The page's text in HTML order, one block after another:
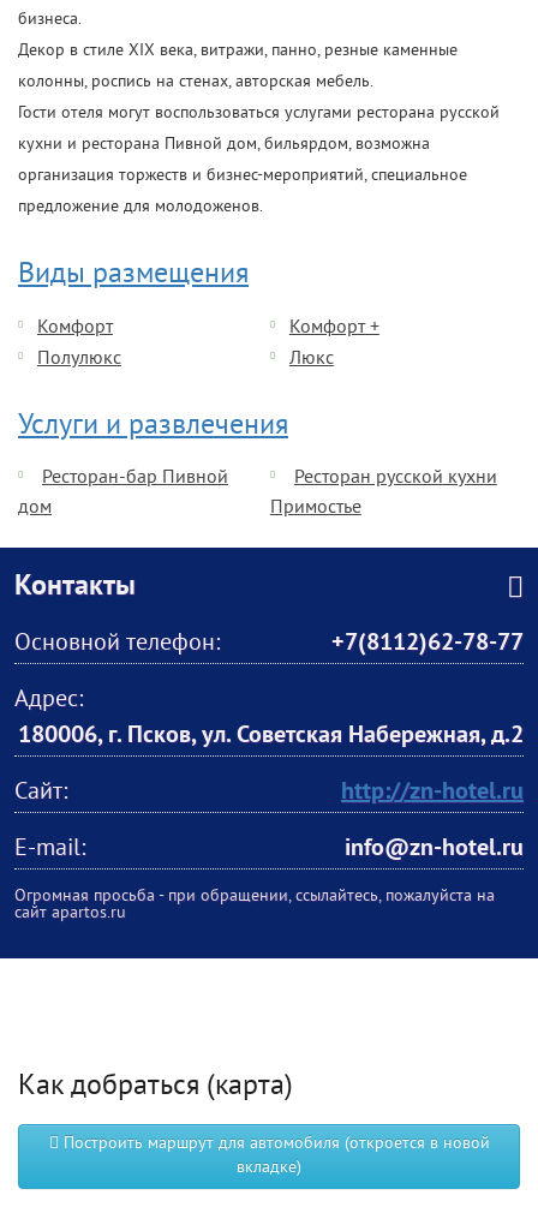
бизнеса.
Декор в стиле XIX века, витражи, панно, резные каменные
колонны, роспись на стенах, авторская мебель.
Гости отеля могут воспользоваться услугами ресторана русской
кухни и ресторана Пивной дом, бильярдом, возможна
организация торжеств и бизнес-мероприятий, специальное
предложение для молодоженов.
Виды размещения
Комфорт
Комфорт +
Полулюкс
Люкс
Услуги и развлечения
Ресторан-бар Пивной
дом
Ресторан русской кухни
Примостье
Контакты
Основной телефон:
+7(8112)62-78-77
Адрес:
180006, г. Псков, ул. Советская Набережная, д.2
Сайт:
http://zn-hotel.ru
E-mail:
info@zn-hotel.ru
Огромная просьба - при обращении, ссылайтесь, пожалуйста на
сайт apartos.ru
Как добраться (карта)
Построить маршрут для автомобиля (откроется в новой
вкладке)